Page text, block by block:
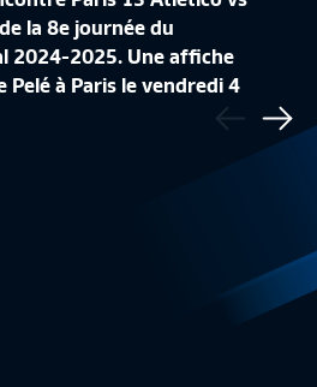
la 8e journée du
2024-2025. Une affiche
Pelé à Paris le vendredi 4
du N1 est à suivre sur
PrécédentLE RÉCAP' DE LA J7